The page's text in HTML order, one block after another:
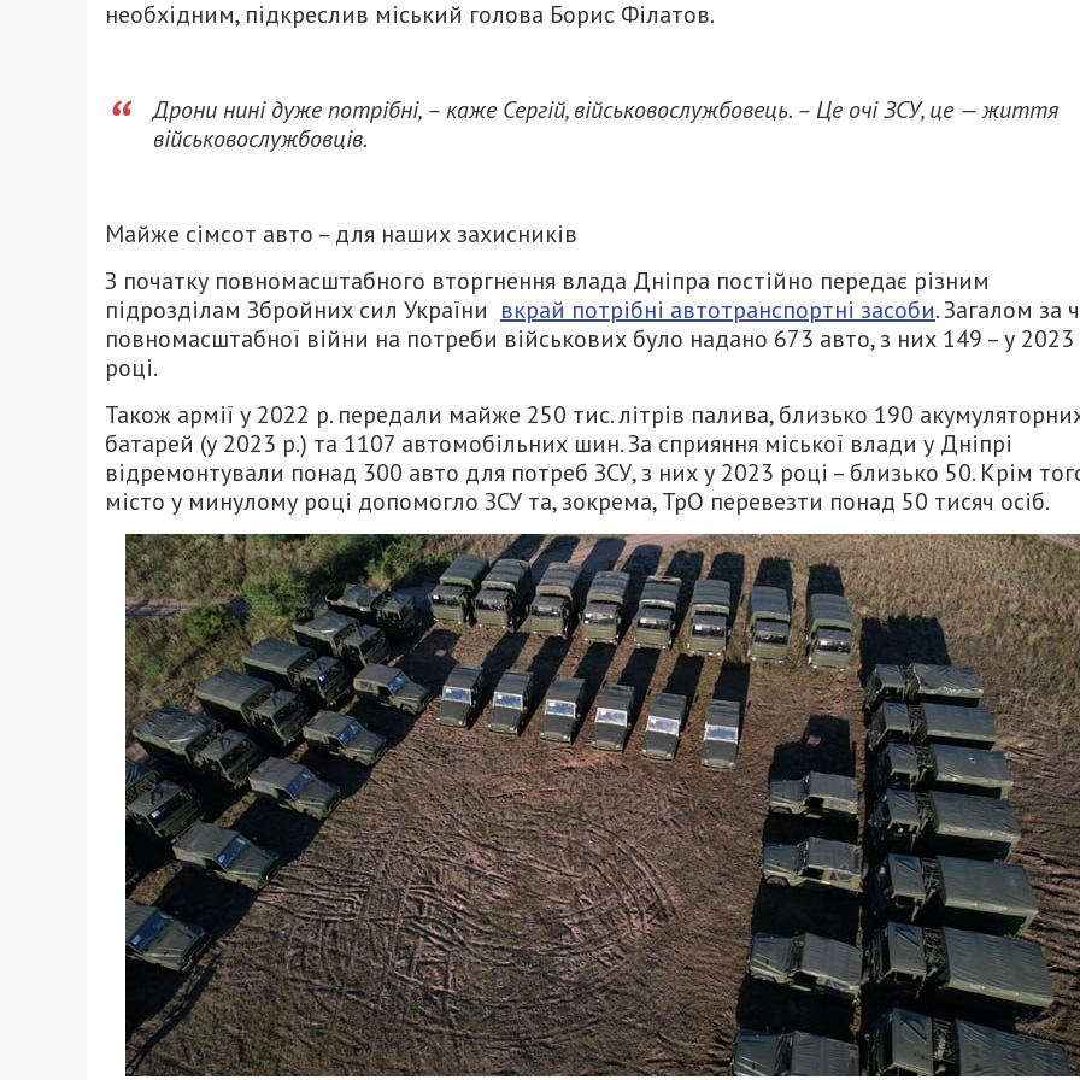
необхідним, підкреслив міський голова Борис Філатов.
Дрони нині дуже потрібні, – каже Сергій, військовослужбовець. – Це очі ЗСУ, це — життя
військовослужбовців.
Майже сімсот авто – для наших захисників
З початку повномасштабного вторгнення влада Дніпра постійно передає різним
підрозділам Збройних сил України вкрай потрібні автотранспортні засоби. Загалом за
повномасштабної війни на потреби військових було надано 673 авто, з них 149 – у 2023
році.
Також армії у 2022 р. передали майже 250 тис. літрів палива, близько 190
батарей (у 2023 р.) та 1107 автомобільних шин. За сприяння міської влади у Дніпрі
відремонтували понад 300 авто для потреб ЗСУ, з них у 2023 році – близько 50. Крім
місто у минулому році допомогло ЗСУ та, зокрема, ТрО перевезти понад 50 тисяч осіб.